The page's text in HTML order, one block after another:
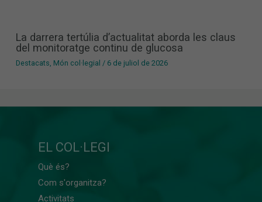
La darrera tertúlia d’actualitat aborda les claus
del monitoratge continu de glucosa
Destacats Món col·legial / 6 de juliol de 2026
EL COL·LEGI
Què és?
Com s'organitza?
Activitats